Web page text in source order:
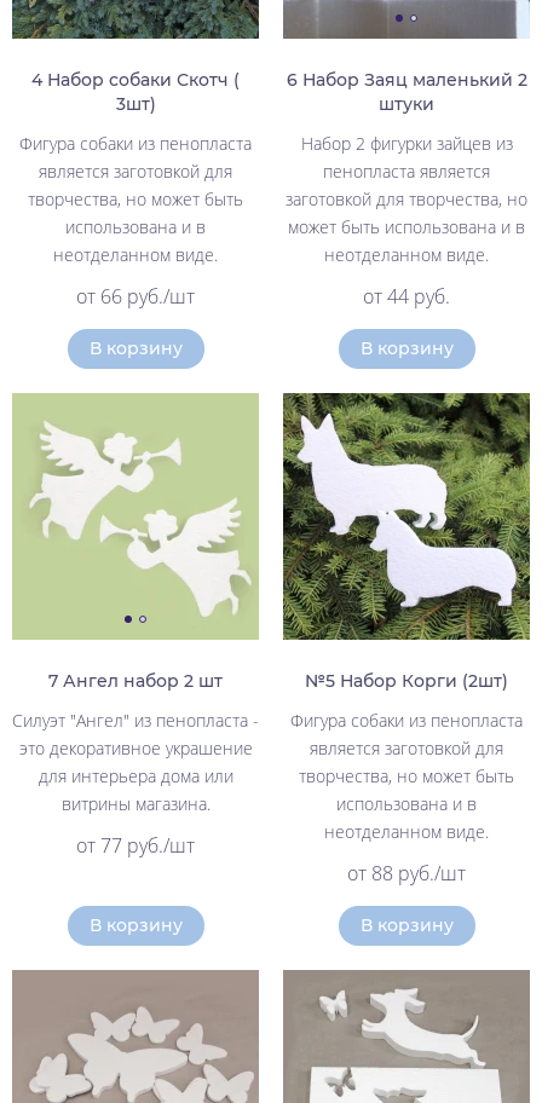
4 Набор собаки Скотч (
3шт)
Фигура собаки из пенопласта
является заготовкой для
творчества, но может быть
использована и в
неотделанном виде.
от 66 руб./шт
В корзину
6 Набор Заяц маленький 2
штуки
Набор 2 фигурки зайцев из
пенопласта является
заготовкой для творчества, но
может быть использована и в
неотделанном виде.
от 44 руб.
В корзину
7 Ангел набор 2 шт
Силуэт "Ангел" из пенопласта -
это декоративное украшение
для интерьера дома или
витрины магазина.
от 77 руб./шт
В корзину
№5 Набор Корги (2шт)
Фигура собаки из пенопласта
является заготовкой для
творчества, но может быть
использована и в
неотделанном виде.
от 88 руб./шт
В корзину